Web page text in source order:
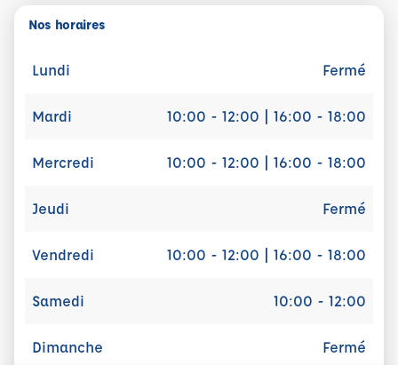
Nos horaires
Lundi Fermé
Mardi 10:00 - 12:00 | 16:00 - 18:00
Mercredi 10:00 - 12:00 | 16:00 - 18:00
Jeudi Fermé
Vendredi 10:00 - 12:00 | 16:00 - 18:00
Samedi 10:00 - 12:00
Dimanche Fermé